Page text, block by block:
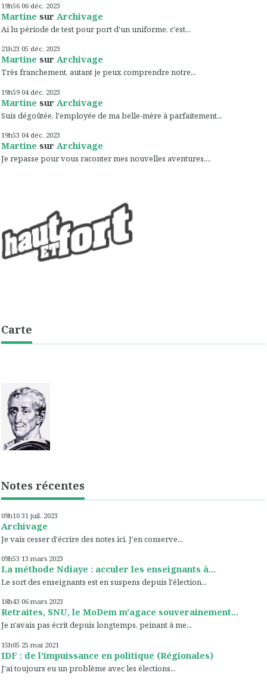
19h56 06 déc. 2023
Martine sur Archivage
Ai lu période de test pour port d'un uniforme, c'est...
21h23 05 déc. 2023
Martine sur Archivage
Très franchement, autant je peux comprendre notre...
19h59 04 déc. 2023
Martine sur Archivage
Suis dégoûtée, l'employée de ma belle-mère à parfaitement...
19h53 04 déc. 2023
Martine sur Archivage
Je repasse pour vous raconter mes nouvelles aventures,...
Carte
Notes récentes
09h10 31 juil. 2023
Archivage
Je vais cesser d'écrire des notes ici. J'en conserve...
09h53 13 mars 2023
La méthode Ndiaye : acculer les enseignants à...
Le sort des enseignants est en suspens depuis l'élection...
18h43 06 mars 2023
Retraites, SNU, le MoDem m'agace souverainement...
Je n'avais pas écrit depuis longtemps, peinant à me...
15h05 25 mai 2021
IDF : de l'impuissance en politique (Régionales)
J'ai toujours eu un problème avec les élections...